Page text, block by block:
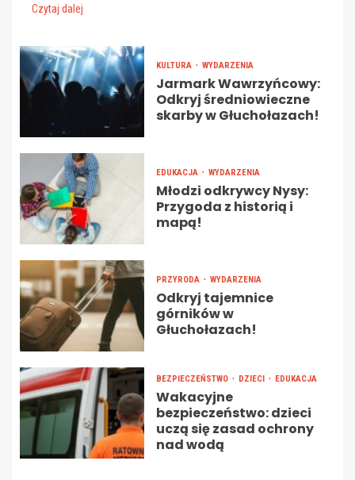
Czytaj dalej
KULTURA WYDARZENIA
Jarmark Wawrzyńcowy:
Odkryj średniowieczne
skarby w Głuchołazach!
EDUKACJA WYDARZENIA
Młodzi odkrywcy Nysy:
Przygoda z historią i
mapą!
PRZYRODA WYDARZENIA
Odkryj tajemnice
górników w
Głuchołazach!
BEZPIECZEŃSTWO DZIECI EDUKACJA
Wakacyjne
bezpieczeństwo: dzieci
uczą się zasad ochrony
nad wodą